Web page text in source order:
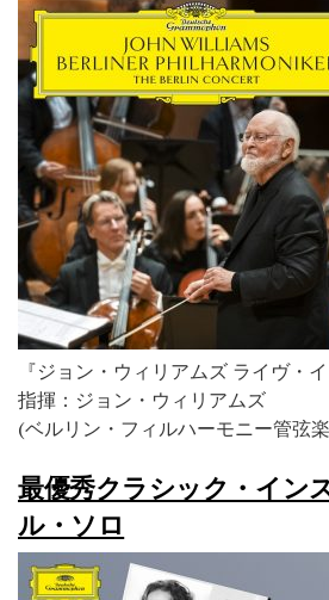
『ジョン・ウィリアムズ ライヴ・
指揮：ジョン・ウィリアムズ
(ベルリン・フィルハーモニー管弦
最優秀クラシック・イン
ル・ソロ